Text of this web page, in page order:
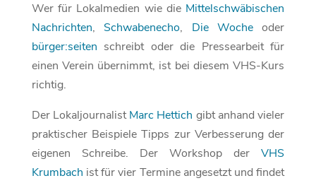
Wer für Lokalmedien wie die Mittelschwäbischen
Nachrichten, Schwabenecho, Die Wocheoder
bürger:seiten schreibt oder die Pressearbeit für
einen Verein übernimmt, ist bei diesem VHS-Kurs
richtig.
Der LokaljournalistMarc Hettich gibt anhand vieler
praktischer Beispiele Tipps zur Verbesserung der
eigenen Schreibe. Der Workshop derVHS
Krumbach ist für vier Termine angesetzt und findet